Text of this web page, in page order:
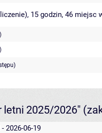
15 godzin, 46 miejsc
letni 2025/2026"
2026-06-19